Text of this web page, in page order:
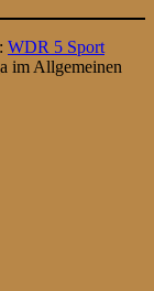
WDR 5 Sport
im Allgemeinen